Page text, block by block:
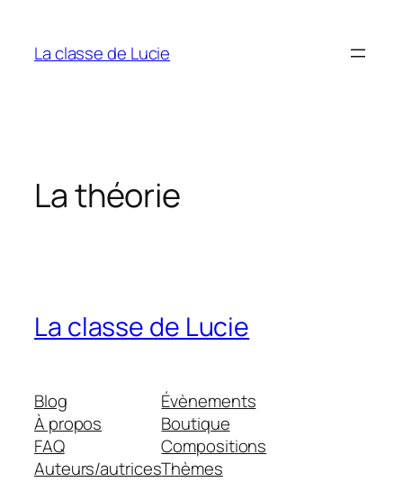
contenu
La classe de Lucie
La théorie
La classe de Lucie
Blog
À propos
FAQ
Auteurs/autrices
Évènements
Boutique
Compositions
Thèmes